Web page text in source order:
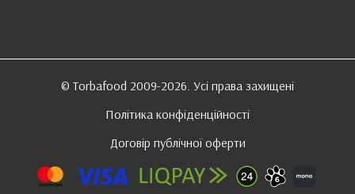
© Torbafood 2009-2026. Усі права захищені
Політика конфіденційності
Договір публічної оферти